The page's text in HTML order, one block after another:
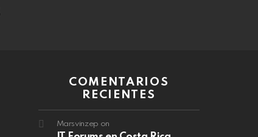
COMENTARIOS
RECIENTES
Marsvinzep on